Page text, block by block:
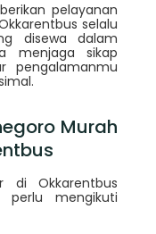
pelayanan
selalu
disewa dalam
menjaga sikap
pengalamanmu
Murah
di Okkarentbus
mengikuti